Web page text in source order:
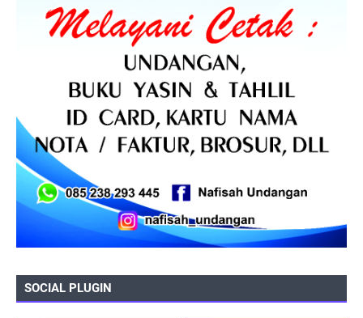
SOCIAL PLUGIN